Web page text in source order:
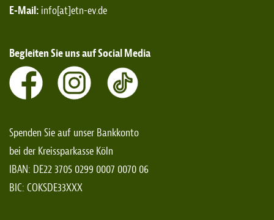
E-Mail: info[at]etn-ev.de
Begleiten Sie uns auf Social Media
Spenden Sie auf unser Bankkonto
bei der Kreissparkasse Köln
IBAN: DE22 3705 0299 0007 0070 06
BIC: COKSDE33XXX